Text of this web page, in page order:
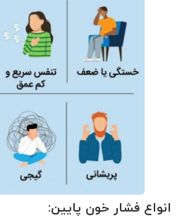
انواع فشار خون پایین: